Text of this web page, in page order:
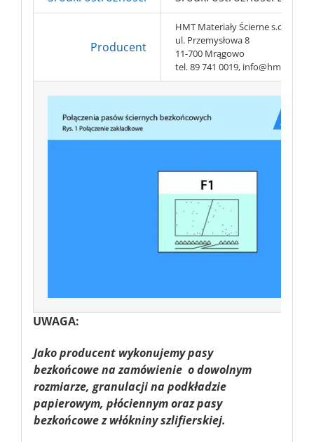
Producent
HMT Materiały Ścierne s.c.
ul. Przemysłowa 8
11-700 Mrągowo
tel. 89 741 0019, info@hmt-abr.pl
UWAGA:
Jako producent wykonujemy pasy
bezkońcowe na zamówienie o dowolnym
rozmiarze, granulacji na podkładzie
papierowym, płóciennym oraz pasy
bezkońcowe z włókniny szlifierskiej.